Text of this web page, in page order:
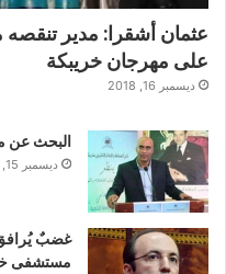
عثمان أشقرا: مدير تنقصه
على مهرجان خريبكة
ديسمبر 16, 2018
البحث عن
ديسمبر 15, 2018
غضبٌ
مستشفى